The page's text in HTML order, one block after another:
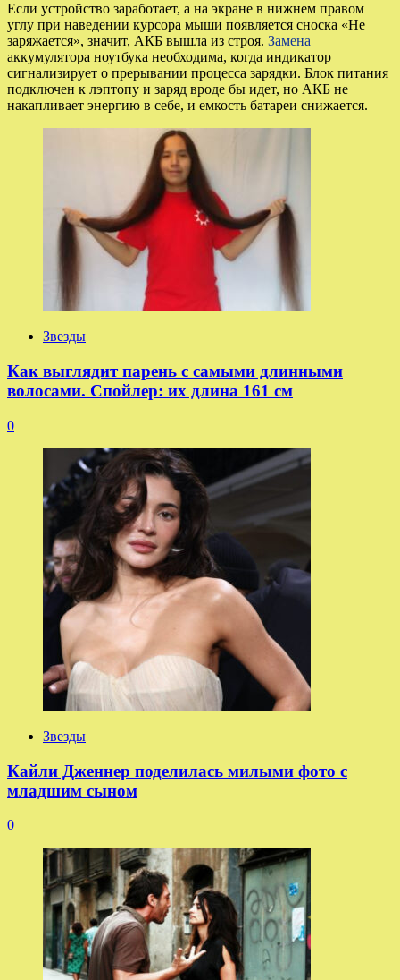
и
Алина
Агеева
—
чемпионы
России
по
двоеборью!
Если устройство заработает, а на экране в нижнем правом
углу при наведении курсора мыши появляется сноска «Не
заряжается», значит, АКБ вышла из строя. Замена
аккумулятора ноутбука необходима, когда индикатор
сигнализирует о прерывании процесса зарядки. Блок питания
подключен к лэптопу и заряд вроде бы идет, но АКБ не
накапливает энергию в себе, и емкость батареи снижается.
Звезды
Как выглядит парень с самыми длинными
волосами. Спойлер: их длина 161 см
0
Звезды
Кайли Дженнер поделилась милыми фото с
младшим сыном
0